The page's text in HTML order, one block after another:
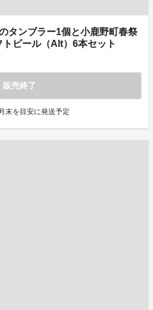
タンブラー1個と小鹿野町春祭
ビール（Alt）6本セット
販売終了
末を目安に発送予定